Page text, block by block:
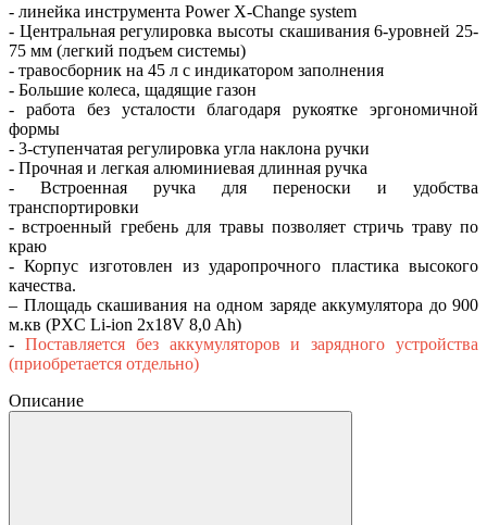
- линейка инструмента Power X-Change system
- Центральная регулировка высоты скашивания 6-уровней 25-
75 мм (легкий подъем системы)
- травосборник на 45 л с индикатором заполнения
- Большие колеса, щадящие газон
- работа без усталости благодаря рукоятке эргономичной
формы
- 3-ступенчатая регулировка угла наклона ручки
- Прочная и легкая алюминиевая длинная ручка
- Встроенная ручка для переноски и удобства
транспортировки
- встроенный гребень для травы позволяет стричь траву по
краю
- Корпус изготовлен из ударопрочного пластика высокого
качества.
– Площадь скашивания на одном заряде аккумулятора до 900
м.кв (PXC Li-ion 2х18V 8,0 Ah)
- Поставляется без аккумуляторов и зарядного устройства
(приобретается отдельно)
Описание